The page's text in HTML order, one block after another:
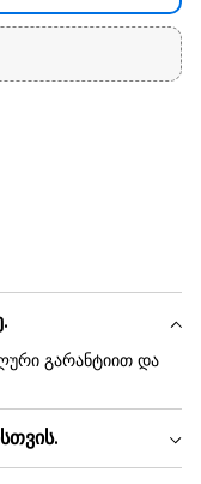
გარანტიით და